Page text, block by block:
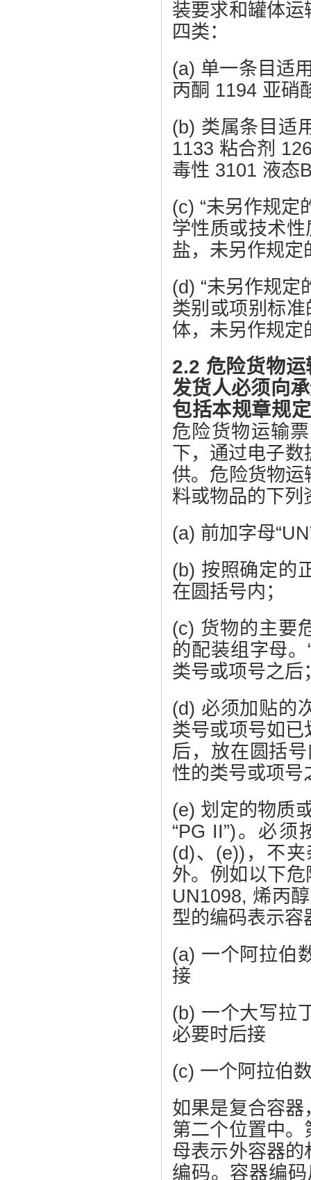
装要求和罐体
四类：
(a) 单一条目适
丙酮 1194 亚硝
(b) 类属条目适
1133 粘合剂
毒性 3101 液态
(c) “未另作规定
学性质或技术
盐，未另作规定
(d) “未另作规定
类别或项别标
体，未另作规定
2.2 危险货物
发货人必须向
包括本规章规
危险货物运输
下，通过电子
供。危险货物
料或物品的下列
(a) 前加字母
(b) 按照确定的
在圆括号内；
(c) 货物的主要
的配装组字母
类号或项号之后
(d) 必须加贴的
类号或项号如
后，放在圆括
性的类号或项号
(e) 划定的物质
“PG II”)。必
(d)、(e))，不
外。例如以下
UN1098, 烯丙
型的编码表示容
(a) 一个阿拉伯
接
(b) 一个大写拉
必要时后接
(c) 一个阿拉伯
如果是复合容
第二个位置中
母表示外容器
编码。容器编码